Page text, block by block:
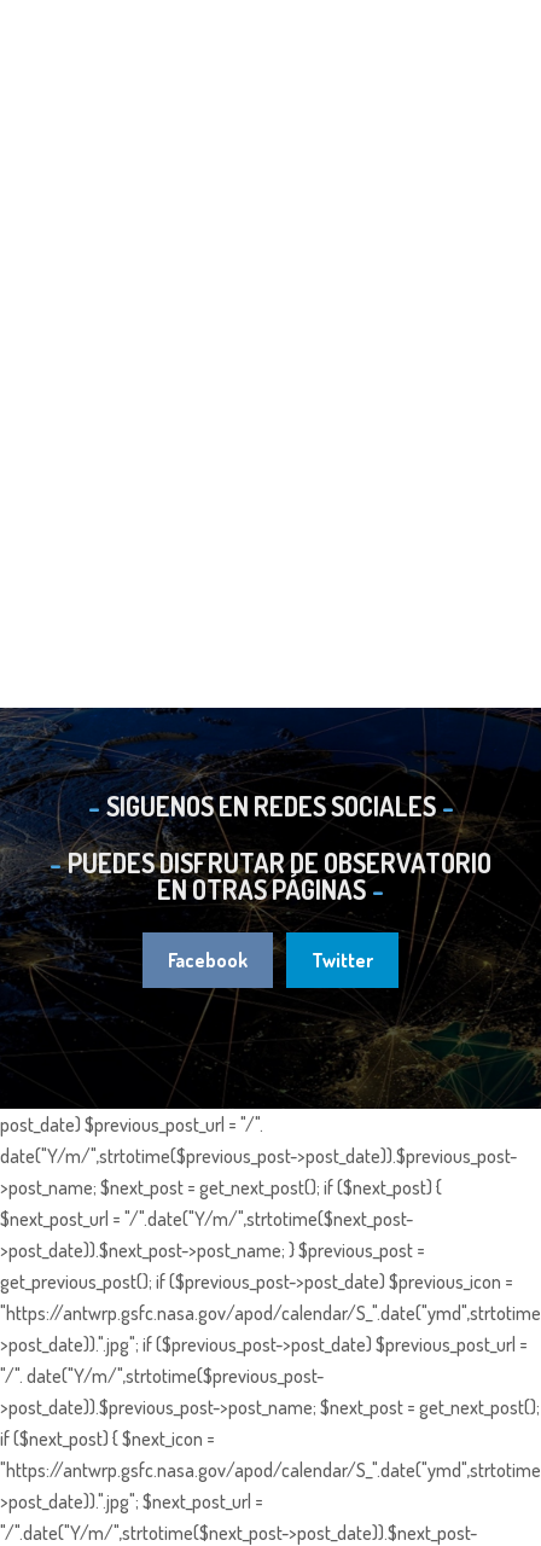
SIGUENOS EN REDES SOCIALES
PUEDES DISFRUTAR DE OBSERVATORIO
EN OTRAS PÁGINAS
Facebook Twitter
post_date) $previous_post_url = "/".
date("Y/m/",strtotime($previous_post->post_date)).$previous_post-
>post_name; $next_post = get_next_post(); if ($next_post) {
$next_post_url = "/".date("Y/m/",strtotime($next_post-
>post_date)).$next_post->post_name; } $previous_post =
get_previous_post(); if ($previous_post->post_date) $previous_icon =
"https://antwrp.gsfc.nasa.gov/apod/calendar/
>post_date)).".jpg"; if ($previous_post->post_date) $previous_post_url =
"/". date("Y/m/",strtotime($previous_post-
>post_date)).$previous_post->post_name; $next_post = get_next_post();
if ($next_post) { $next_icon =
"https://antwrp.gsfc.nasa.gov/apod/calendar/
>post_date)).".jpg"; $next_post_url =
"/".date("Y/m/",strtotime($next_post->post_date)).$next_post-